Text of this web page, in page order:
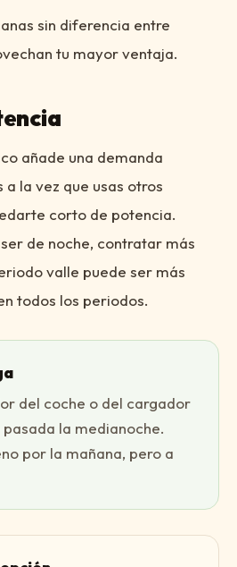
sin diferencia entre
tu mayor ventaja.
añade una demanda
la vez que usas otros
corto de potencia.
de noche, contratar más
valle puede ser más
todos los periodos.
del coche o del cargador
la medianoche.
por la mañana, pero a